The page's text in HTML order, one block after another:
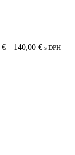
€ – 140,00 €Price
s DPH